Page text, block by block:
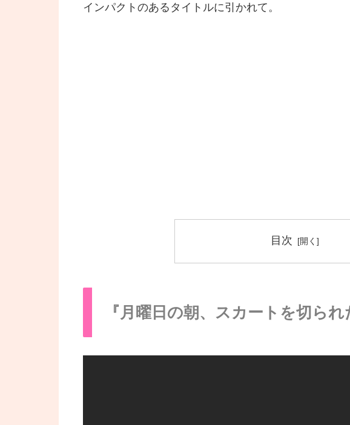
インパクトのあるタイトルに引かれて。
目次
『月曜日の朝、スカートを切られ